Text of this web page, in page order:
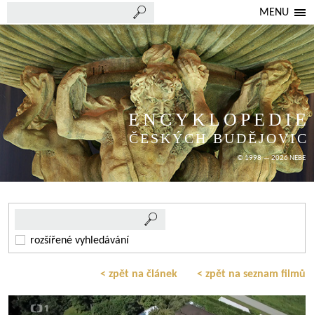
MENU
ENCYKLOPEDIE
ČESKÝCH BUDĚJOVIC
© 1998 — 2026 NEBE
rozšířené vyhledávání
< zpět na článek < zpět na seznam filmů